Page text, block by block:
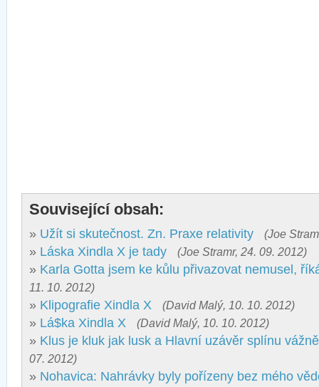
Související obsah:
» Užít si skutečnost. Zn. Praxe relativity (Joe
» Láska Xindla X je tady (Joe Stramr, 24. 09. 2012)
» Karla Gotta jsem ke kůlu přivazovat nemusel,
11. 10. 2012)
» Klipografie Xindla X (David Malý, 10. 10. 2012)
» Lá$ka Xindla X (David Malý, 10. 10. 2012)
» Klus je kluk jak lusk a Hlavní uzávěr splínu
07. 2012)
» Nohavica: Nahrávky byly pořízeny bez mého